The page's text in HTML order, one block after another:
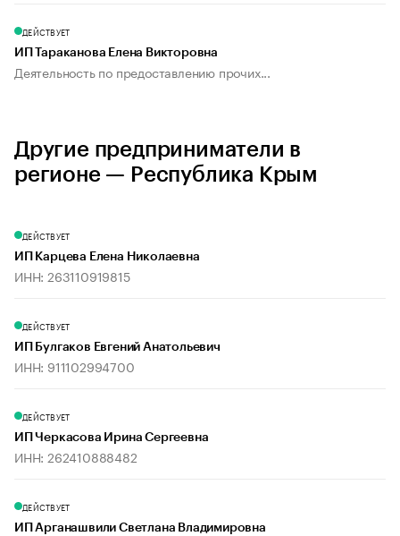
ДЕЙСТВУЕТ
ИП Тараканова Елена Викторовна
Деятельность по предоставлению прочих...
Другие предприниматели в
регионе — Республика Крым
ДЕЙСТВУЕТ
ИП Карцева Елена Николаевна
ИНН: 263110919815
ДЕЙСТВУЕТ
ИП Булгаков Евгений Анатольевич
ИНН: 911102994700
ДЕЙСТВУЕТ
ИП Черкасова Ирина Сергеевна
ИНН: 262410888482
ДЕЙСТВУЕТ
ИП Арганашвили Светлана Владимировна